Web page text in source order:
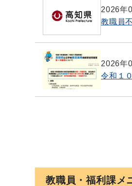
2026年
教職員
2026年
令和１
教職員・福利課メ